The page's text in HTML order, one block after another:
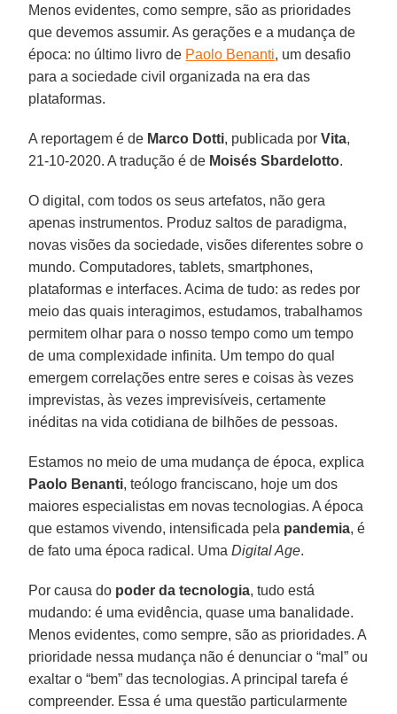
Menos evidentes, como sempre, são as prioridades
que devemos assumir. As gerações e a mudança de
época: no último livro de Paolo Benanti, um desafio
para a sociedade civil organizada na era das
plataformas.
A reportagem é de Marco Dotti, publicada porVita,
21-10-2020. A tradução é de Moisés Sbardelotto.
O digital, com todos os seus artefatos, não gera
apenas instrumentos. Produz saltos de paradigma,
novas visões da sociedade, visões diferentes sobre o
mundo. Computadores, tablets, smartphones,
plataformas e interfaces. Acima de tudo: as redes por
meio das quais interagimos, estudamos, trabalhamos
permitem olhar para o nosso tempo como um tempo
de uma complexidade infinita. Um tempo do qual
emergem correlações entre seres e coisas às vezes
imprevistas, às vezes imprevisíveis, certamente
inéditas na vida cotidiana de bilhões de pessoas.
Estamos no meio de uma mudança de época, explica
Paolo Benanti, teólogo franciscano, hoje um dos
maiores especialistas em novas tecnologias. A época
que estamos vivendo, intensificada pela pandemia, é
de fato uma época radical. UmaDigital Age.
Por causa do poder da tecnologia, tudo está
mudando: é uma evidência, quase uma banalidade.
Menos evidentes, como sempre, são as prioridades. A
prioridade nessa mudança não é denunciar o “mal” ou
exaltar o “bem” das tecnologias. A principal tarefa é
compreender. Essa é uma questão particularmente